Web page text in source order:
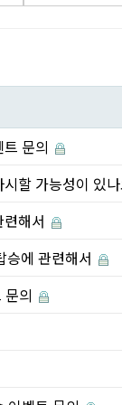
문의
할 가능성이 있
해서
승에 관련해서
문의